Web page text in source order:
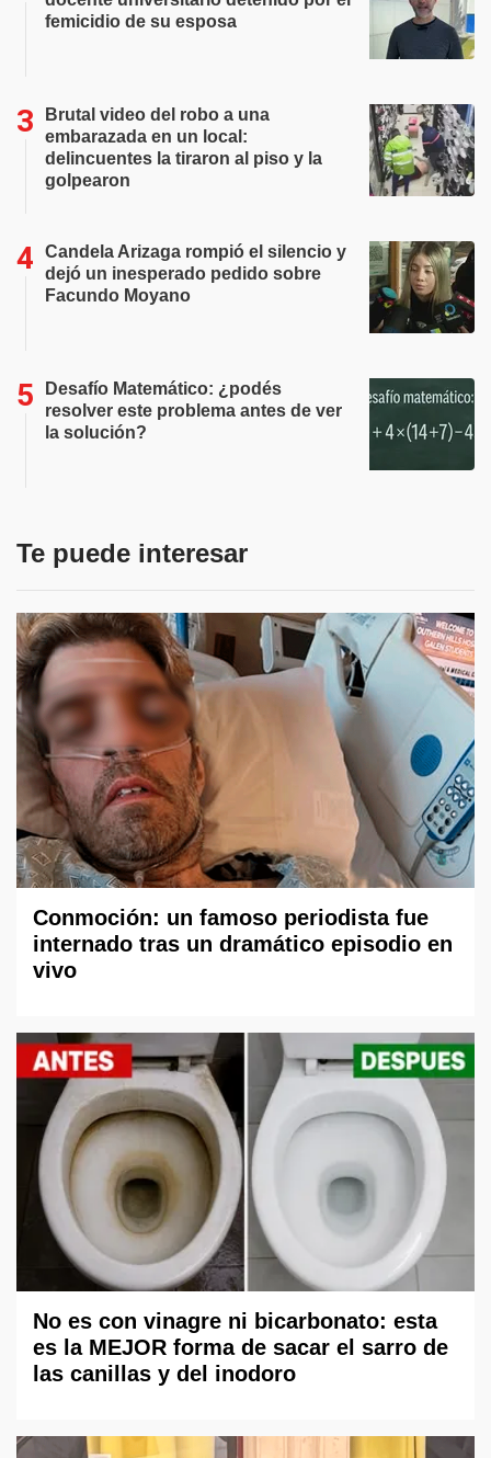
femicidio de su esposa
Brutal video del robo a una
embarazada en un local:
delincuentes la tiraron al piso y la
golpearon
Candela Arizaga rompió el silencio y
dejó un inesperado pedido sobre
Facundo Moyano
Desafío Matemático: ¿podés
resolver este problema antes de ver
la solución?
Te puede interesar
Conmoción: un famoso periodista fue
internado tras un dramático episodio en
vivo
No es con vinagre ni bicarbonato: esta
es la MEJOR forma de sacar el sarro de
las canillas y del inodoro